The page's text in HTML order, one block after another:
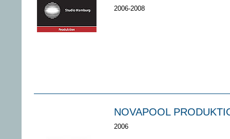
2006-2008
NOVAPOOL
2006